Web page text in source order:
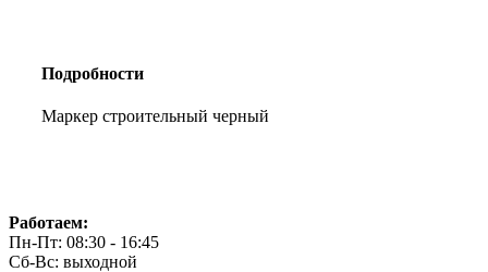
Подробности
Маркер строительный черный
Работаем:
Пн-Пт: 08:30 - 16:45
Сб-Вс: выходной